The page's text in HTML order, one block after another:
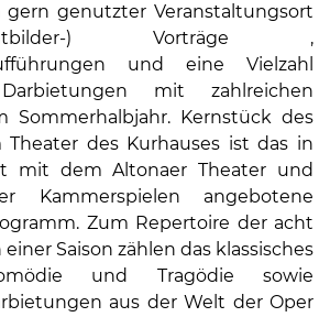
genutzter Veranstaltungsort
) Vorträge ,
und eine Vielzahl
mit zahlreichen
Sommerhalbjahr. Kernstück des
Theater des Kurhauses ist das in
mit dem Altonaer Theater und
Kammerspielen angebotene
Zum Repertoire der acht
Saison zählen das klassisches
und Tragödie sowie
aus der Welt der Oper